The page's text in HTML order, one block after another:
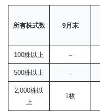
所有株式数 9月末
100株以上 –
500株以上 –
2,000株以
上
1枚